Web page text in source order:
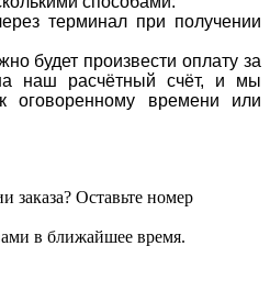
терминал при получении
будет произвести оплату за
наш расчётный счёт, и мы
оговоренному времени или
Оставьте номер
в ближайшее время.